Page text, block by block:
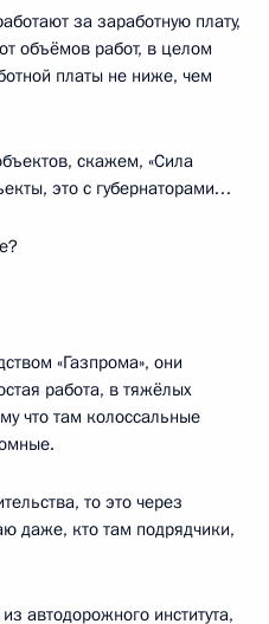
за заработную плату,
объёмов работ, в целом
платы не ниже, чем
скажем, «Сила
это с губернаторами…
«Газпрома», они
работа, в тяжёлых
что там колоссальные
то это через
даже, кто там подрядчики,
автодорожного института,